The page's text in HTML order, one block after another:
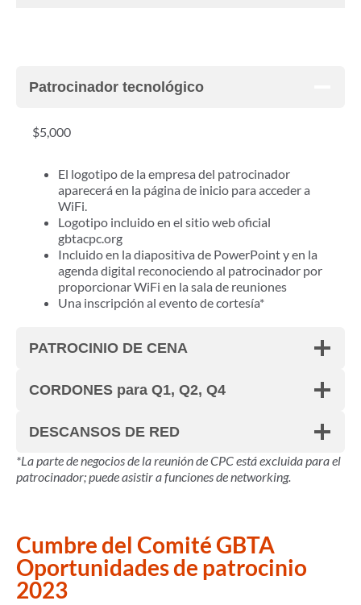
Patrocinador tecnológico
$5,000
El logotipo de la empresa del patrocinador
aparecerá en la página de inicio para acceder a
WiFi.
Logotipo incluido en el sitio web oficial
gbtacpc.org
Incluido en la diapositiva de PowerPoint y en la
agenda digital reconociendo al patrocinador por
proporcionar WiFi en la sala de reuniones
Una inscripción al evento de cortesía*
PATROCINIO DE CENA
CORDONES para Q1, Q2, Q4
DESCANSOS DE RED
*La parte de negocios de la reunión de CPC está excluida para el
patrocinador; puede asistir a funciones de networking.
Cumbre del Comité GBTA
Oportunidades de patrocinio
2023